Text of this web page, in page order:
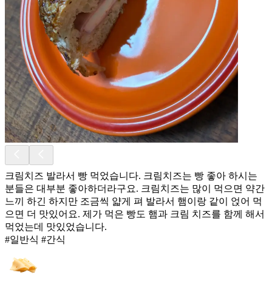
크림치즈 발라서 빵 먹었습니다. 크림치즈는 빵 좋아 하시는
분들은 대부분 좋아하더라구요. 크림치즈는 많이 먹으면 약간
느끼 하긴 하지만 조금씩 얇게 펴 발라서 햄이랑 같이 얹어 먹
으면 더 맛있어요. 제가 먹은 빵도 햄과 크림 치즈를 함께 해서
먹었는데 맛있었습니다.
#일반식 #간식